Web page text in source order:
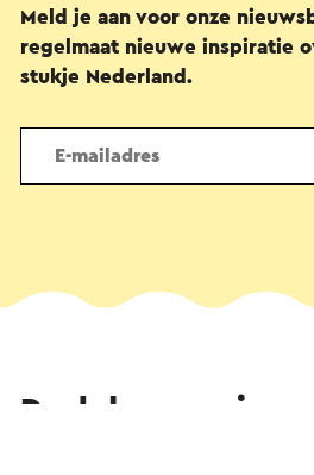
Meld je aan voor onze
regelmaat nieuwe inspiratie
stukje Nederland.
Deel deze pagina